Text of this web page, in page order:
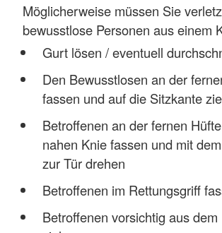
Möglicherweise müssen Sie
bewusstlose Personen aus einem
Gurt lösen / eventuell
Den Bewusstlosen an der
fassen und auf die Sitzkante
Betroffenen an der fernen
nahen Knie fassen und mit
zur Tür drehen
Betroffenen im Rettungsgriff
Betroffenen vorsichtig aus dem